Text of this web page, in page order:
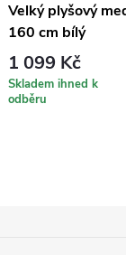
Velký plyšový
160 cm bílý
1 099 Kč
Skladem ihned k
odběru